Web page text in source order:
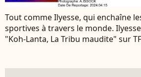
Tout comme Ilyesse, qui enchaîne
sportives à travers le monde.
"Koh-Lanta, La Tribu maudite" sur